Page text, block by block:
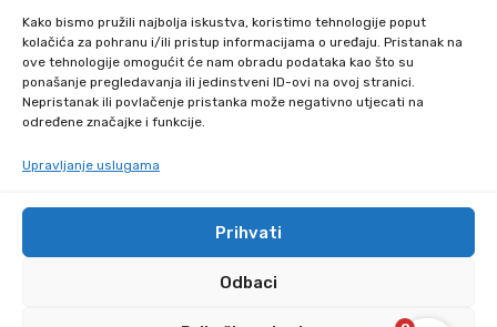
Kako bismo pružili najbolja iskustva, koristimo tehnologije poput
kolačića za pohranu i/ili pristup informacijama o uređaju. Pristanak na
ove tehnologije omogućit će nam obradu podataka kao što su
ponašanje pregledavanja ili jedinstveni ID-ovi na ovoj stranici.
Nepristanak ili povlačenje pristanka može negativno utjecati na
određene značajke i funkcije.
Upravljanje uslugama
Prihvati
Odbaci
Adresa
Industrijska ulica 39,
34000 Požega
© Copyright 2024 by kupitapetu.com